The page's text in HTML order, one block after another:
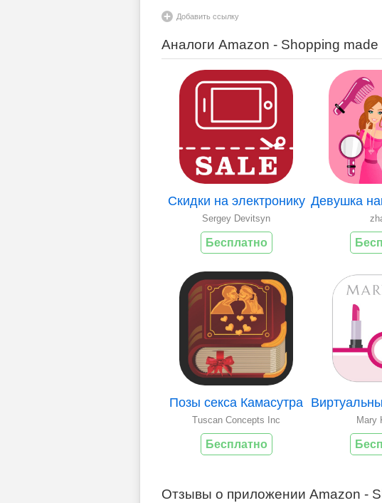
Добавить ссылку
Аналоги Amazon - Shopping made
Скидки на электронику
Sergey Devitsyn
Бесплатно
Позы секса Камасутра
Tuscan Concepts Inc
Бесплатно
Mary
Отзывы о приложении Amazon -